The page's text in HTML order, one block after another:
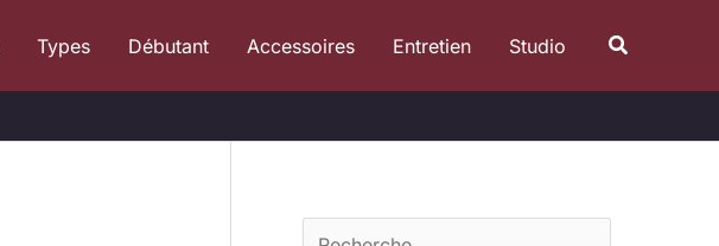
Types Débutant Accessoires Entretien Studio
e
c